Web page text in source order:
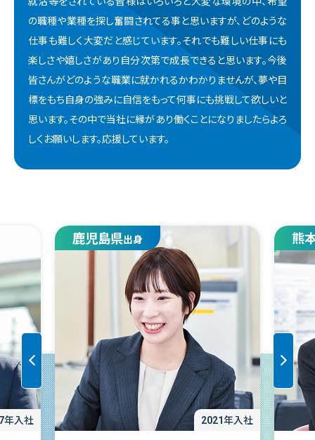
の職種や業種を探し奮闘されてる事と思いますが、どのような
仕事も難しく大変だと感じています。それでも難しい仕事にも
楽しさや嬉しさがあり自分次第で成長できると思います。今後
皆さんがどのような職業に就かれるかわかりませんが、夢や目
標をもち自身の強みに自信をもって何事にも挑戦して欲しいと
思います。その中で当社に縁があり働くことになりましたらよろ
しくお願いします。応援しています。
年入社
鹿児島県出身
2021年入社
熊